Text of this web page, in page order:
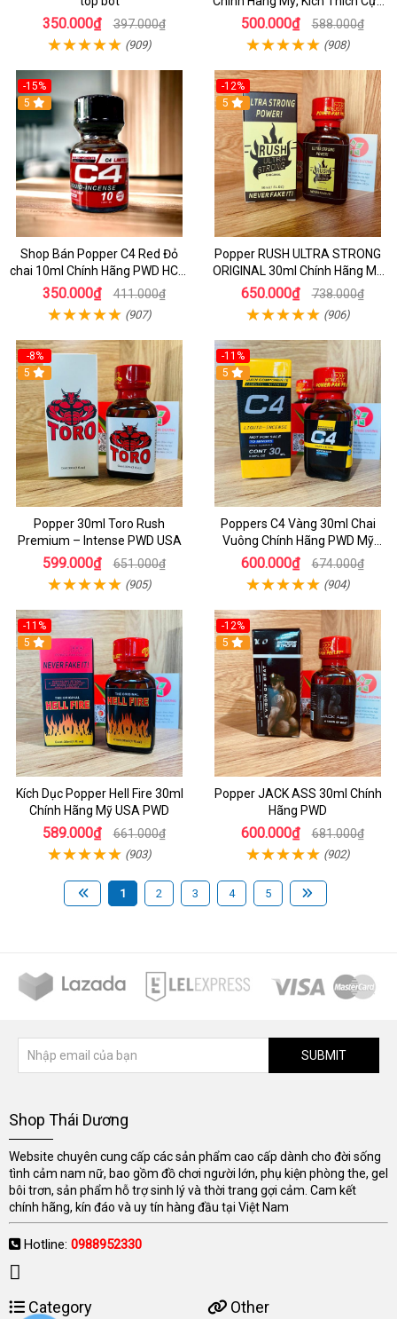
350.000₫ 397.000₫
(909)
Mạnh Cho Top & Bot
500.000₫ 588.000₫
(908)
-15%
5
Shop Bán Popper C4 Red Đỏ
chai 10ml Chính Hãng PWD HCM
kích thích Cực Mạnh cho LGBT -
TOP BOT
350.000₫ 411.000₫
(907)
-12%
5
Popper RUSH ULTRA STRONG
ORIGINAL 30ml Chính Hãng Mỹ
PWD - Tăng Khoái Cảm Mạnh
650.000₫ 738.000₫
(906)
-8%
5
Popper 30ml Toro Rush
Premium – Intense PWD USA
599.000₫ 651.000₫
(905)
-11%
5
Poppers C4 Vàng 30ml Chai
Vuông Chính Hãng PWD Mỹ
Tăng Hưng Phấn Cho Top Bot
600.000₫ 674.000₫
(904)
-11%
5
Kích Dục Popper Hell Fire 30ml
Chính Hãng Mỹ USA PWD
589.000₫ 661.000₫
(903)
-12%
5
Popper JACK ASS 30ml Chính
Hãng PWD
600.000₫ 681.000₫
(902)
1 2 3 4 5
SUBMIT
Shop Thái Dương
Website chuyên cung cấp các sản phẩm cao cấp dành cho đời sống
tình cảm nam nữ, bao gồm đồ chơi người lớn, phụ kiện phòng the, gel
bôi trơn, sản phẩm hỗ trợ sinh lý và thời trang gợi cảm. Cam kết
chính hãng, kín đáo và uy tín hàng đầu tại Việt Nam
Hotline: 0988952330
Category Other